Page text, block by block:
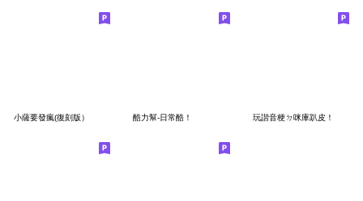
小薩要發瘋(復刻版） 酷力幫-日常酷！ 玩諧音梗ㄉ咪庫趴皮！